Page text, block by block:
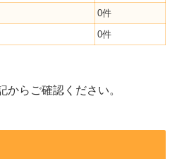
0件
0件
からご確認ください。